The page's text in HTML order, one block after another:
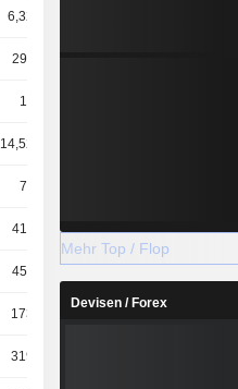
6,32 Mrd.
295 Mio.
15 Mio.
14,52 Mrd.
78 Mio.
410 Mio. 372 Mio. 374 Mio.
453 Mio.
173 Mrd.
319 Mrd.
Mehr Top / Flop
Devisen / Forex